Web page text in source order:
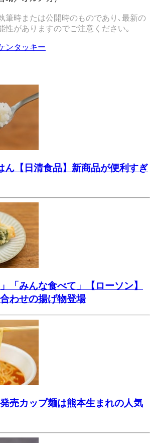
筆時または公開時のものであり､最新の
性がありますのでご注意ください｡
ンタッキー
ん【日清食品】新商品が便利すぎ
「みんな食べて」【ローソン】
わせの揚げ物登場
発売カップ麺は熊本生まれの人気